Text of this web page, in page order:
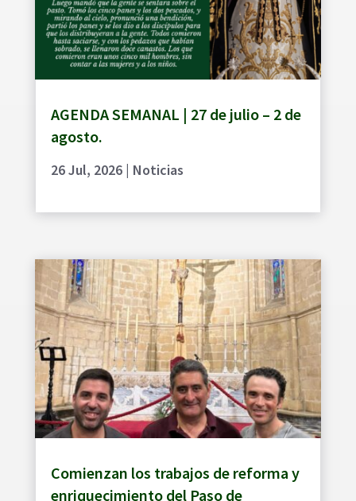
AGENDA SEMANAL | 27 de julio – 2 de
agosto.
26 Jul, 2026| Noticias
Comienzan los trabajos de reforma y
enriquecimiento del Paso de